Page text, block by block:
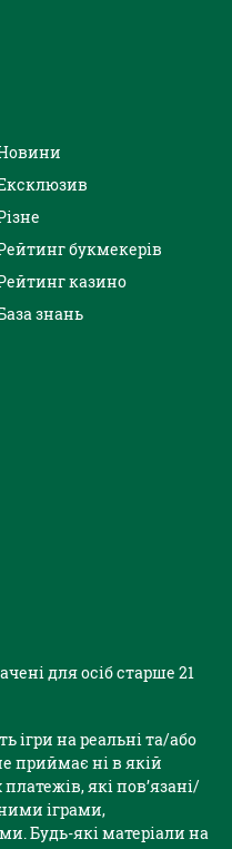
букмекерів
казино
знань
для осіб старше 21
ігри на реальні та/або
приймає ні в якій
які пов’язані/
іграми,
Будь-які матеріали на